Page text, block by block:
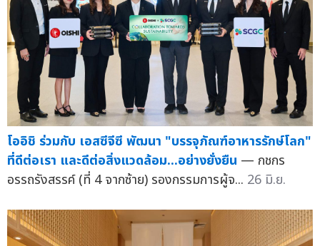
โออิชิ ร่วมกับ เอสซีจีซี พัฒนา "บรรจุภัณฑ์อาหารรักษ์โลก"
ที่ดีต่อเรา และดีต่อสิ่งแวดล้อม...อย่างยั่งยืน — กชกร
อรรถรังสรรค์ (ที่ 4 จากซ้าย) รองกรรมการผู้จ... 26 มิ.ย.